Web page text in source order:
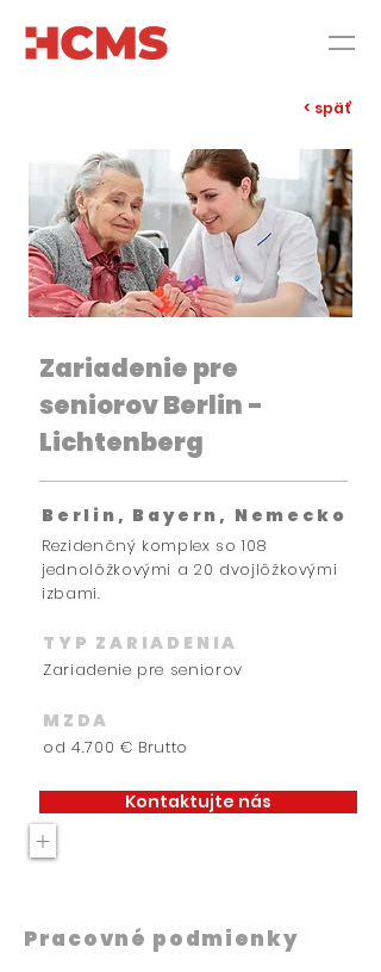
< späť
Zariadenie pre
seniorov Berlin -
Lichtenberg
Berlin, Bayern, Nemecko
Rezidenčný komplex so 108
jednolôžkovými a 20 dvojlôžkovými
izbami.
TYP ZARIADENIA
Zariadenie pre seniorov
MZDA
od 4.700 € Brutto
Kontaktujte nás
+
Pracovné podmienky